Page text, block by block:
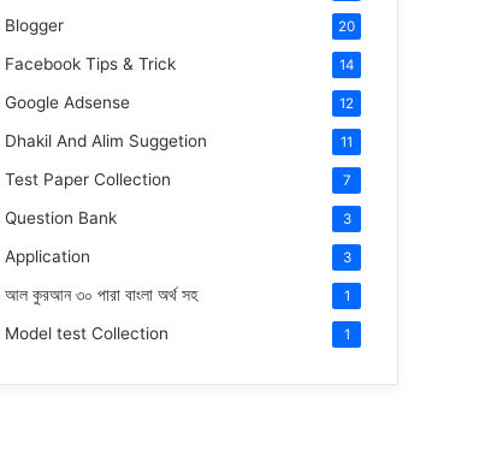
Blogger 20
Facebook Tips & Trick 14
Google Adsense 12
Dhakil And Alim Suggetion 11
Test Paper Collection 7
Question Bank 3
Application 3
আল কুরআন ৩০ পারা বাংলা অর্থ সহ 1
Model test Collection 1